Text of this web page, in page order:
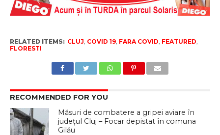
RELATED ITEMS: CLUJ COVID 19, FARA COVID FEATURED
FLORESTI
RECOMMENDED FOR YOU
Măsuri de combatere a gripei aviare în
județul Cluj – Focar depistat în comuna
Gilău